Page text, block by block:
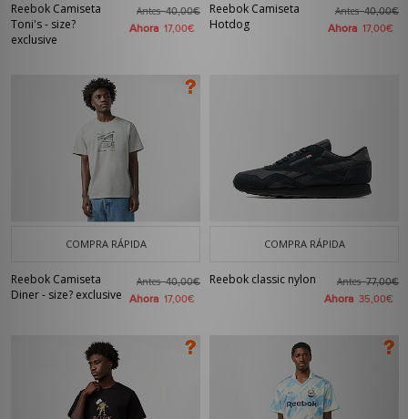
Reebok Camiseta
Toni's - size?
exclusive
Antes40,00€
Ahora 17,00€
Reebok Camiseta
Hotdog
Antes40,00€
Ahora 17,00€
COMPRA RÁPIDA
Reebok Camiseta
Diner - size? exclusive
Antes40,00€
Ahora 17,00€
COMPRA RÁPIDA
Reebok classic nylon Antes77,00€
Ahora 35,00€